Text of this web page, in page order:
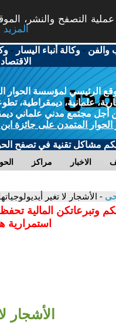
التصفح والنشر،
More info - المزيد
والفن -وكالة أنباء اليسار -
الاقتصاد
الرئيسي لمؤسسة الحوار
علمانية، ديمقراطية،
أجل مجتمع مدني علماني
الحوار المتمدن على جائزة
مشاكل تقنية في تصفح
مراكز الاخبار
- الأشجار لا تغير
وتبرعاتكن المالية
استمرارية
الأشجار